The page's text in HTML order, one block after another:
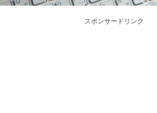
スポンサードリンク